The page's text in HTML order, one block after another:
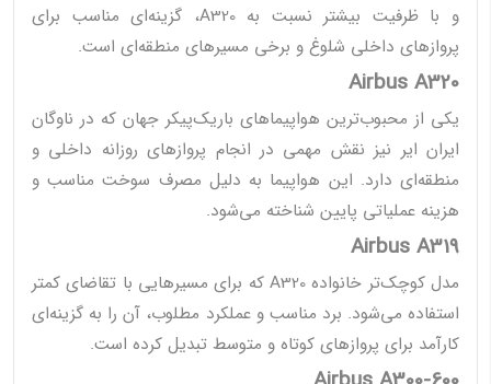
و با ظرفیت بیشتر نسبت به A320، گزینه‌ای مناسب برای
پروازهای داخلی شلوغ و برخی مسیرهای منطقه‌ای است.
Airbus A320
یکی از محبوب‌ترین هواپیماهای باریک‌پیکر جهان که در ناوگان
ایران ایر نیز نقش مهمی در انجام پروازهای روزانه داخلی و
منطقه‌ای دارد. این هواپیما به دلیل مصرف سوخت مناسب و
هزینه عملیاتی پایین شناخته می‌شود.
Airbus A319
مدل کوچک‌تر خانواده A320 که برای مسیرهایی با تقاضای کمتر
استفاده می‌شود. برد مناسب و عملکرد مطلوب، آن را به گزینه‌ای
کارآمد برای پروازهای کوتاه و متوسط تبدیل کرده است.